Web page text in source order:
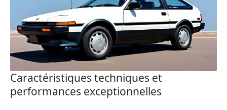
Caractéristiques techniques et
performances exceptionnelles